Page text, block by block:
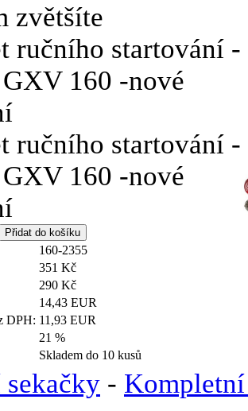
zvětšíte
160-2355
351 Kč
290 Kč
14,43 EUR
DPH: 11,93 EUR
21 %
Skladem do 10 kusů
-